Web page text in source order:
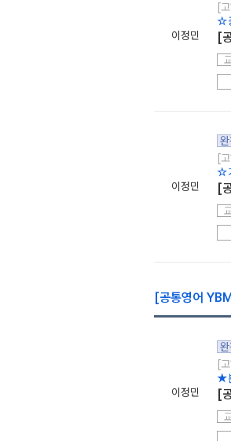
이정민
[
☆
[
이정민
[
☆
[
[공통영어
이정민
[
★
[